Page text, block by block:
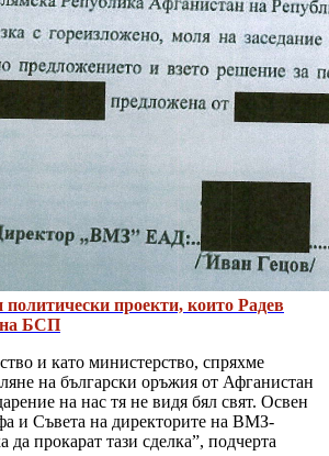
проекти, които Радев
на БСП
и като министерство, спряхме
на български оръжия от Афганистан
на нас тя не видя бял свят. Освен
и Съвета на директорите на ВМЗ-
да прокарат тази сделка”, подчерта